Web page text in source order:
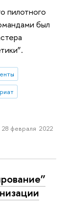
пилотного
был
28 февраля 2022